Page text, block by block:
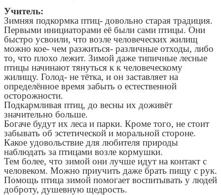
Учитель:
Зимняя подкормка птиц- довольно старая традиция.
Первыми инициаторами её были сами птицы. Они
быстро усвоили, что возле человеческих жилищ
можно кое- чем разжиться- различные отходы, либо
то, что плохо лежит. Зимой даже типичные лесные
птицы начинают тянуться к к человеческому
жилищу. Голод- не тётка, и он заставляет на
определённое время забыть о естественной
осторожности.
Подкармливая птиц, до весны их доживёт
значительно больше.
Богаче будут их леса и парки. Кроме того, не стоит
забывать об эстетической и моральной стороне.
Какое удовольствие для любителя природы
наблюдать за птицами возле кормушки.
Тем более, что зимой они лучше идут на контакт с
человеком. Можно приучить даже брать пищу с рук.
Помощь птица зимой помогает воспитывать у людей
доброту, душевную щедрость.